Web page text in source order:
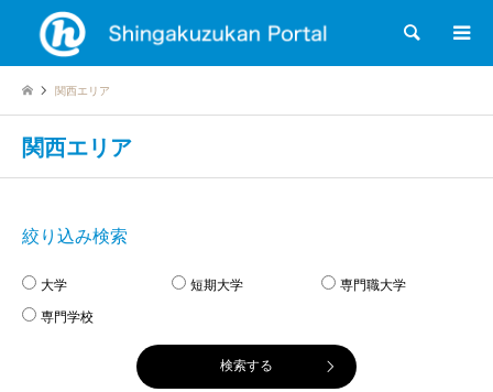
検索
関西エリア
関西エリア
絞り込み検索
大学 短期大学 専門職大学
専門学校